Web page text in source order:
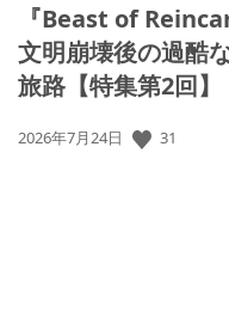
『Beast of
文明崩壊後の過酷
旅路【特集第2回】
公
2026年7月24日 31